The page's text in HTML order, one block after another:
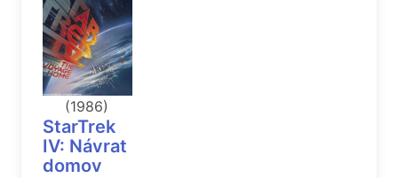
(1986)
StarTrek
IV: Návrat
domov